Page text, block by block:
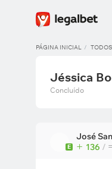
PÁGINA INICIAL
Jéssica
Concluído
E
José
136 /